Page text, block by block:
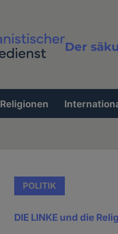
Der
Religionen
POLITIK
DIE LINKE und die